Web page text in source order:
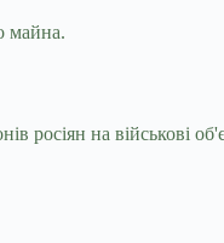
майна.
росіян на військові